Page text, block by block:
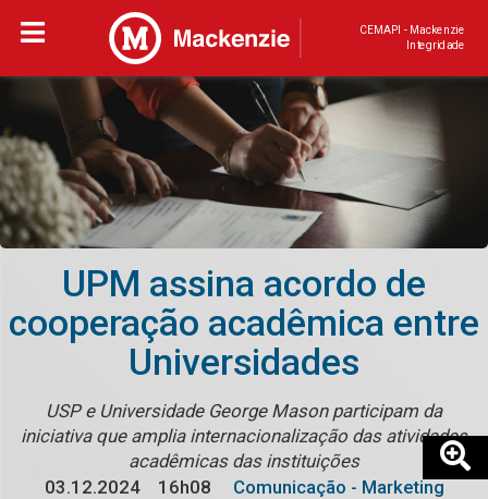
CEMAPI - Mackenzie
Integridade
UPM assina acordo de
cooperação acadêmica entre
Universidades
USP e Universidade George Mason participam da
iniciativa que amplia internacionalização das atividades
acadêmicas das instituições
03.12.2024
16h08
Comunicação - Marketing